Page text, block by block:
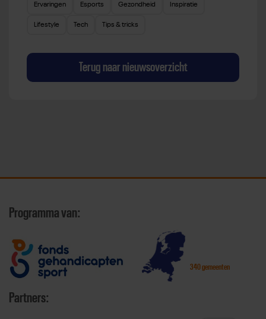
Ervaringen Esports Gezondheid Inspiratie
Lifestyle Tech Tips & tricks
Terug naar nieuwsoverzicht
Programma van:
340 gemeenten
Partners: